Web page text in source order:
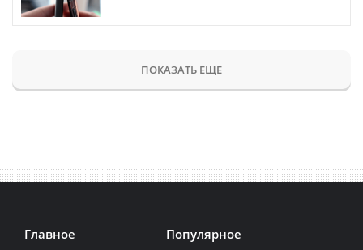
ПОКАЗАТЬ ЕЩЕ
Главное Популярное